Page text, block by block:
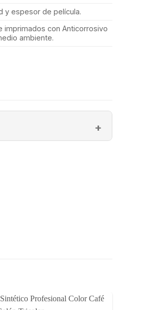
y espesor de película.
imprimados con Anticorrosivo
ambiente.